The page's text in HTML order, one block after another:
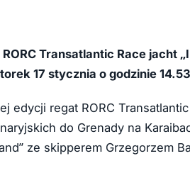
Transatlantic Race jacht
17 stycznia o godzinie
edycji regat RORC
do Grenady na
ze skipperem Grzegorzem